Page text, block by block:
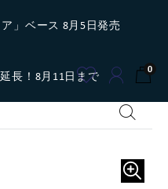
」ベース 8月5日発売
長！8月11日まで 0